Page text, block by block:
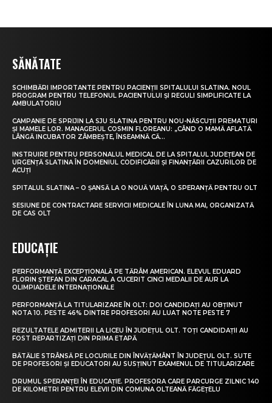
SĂNĂTATE
SCHIMBĂRI IMPORTANTE PENTRU PACIENȚII SPITALULUI SLATINA. NOUL
PROGRAM PENTRU TELEFONUL PACIENTULUI ȘI REGULI SIMPLIFICATE LA
AMBULATORIU
CAMPANIE DE SPRIJIN LA SJU SLATINA PENTRU NOU-NĂSCUȚII PREMATURI
ȘI MAMELE LOR. MANAGERUL COSMIN FLOREANU: „CÂND O MAMĂ AFLATĂ
LÂNGĂ INCUBATOR ZÂMBEȘTE, ÎNSEAMNĂ CĂ...
INSTRUIRE PENTRU PERSONALUL MEDICAL DE LA SPITALUL JUDEȚEAN DE
URGENȚĂ SLATINA ÎN DOMENIUL CODIFICĂRII ȘI FINANȚĂRII CAZURILOR DE
ACUȚI
SPITALUL SLATINA – O ȘANSĂ LA O NOUĂ VIAȚĂ, O SPERANȚĂ PENTRU OLT
SESIUNE DE CONTRACTARE SERVICII MEDICALE ÎN LUNA MAI, ORGANIZATĂ
DE CAS OLT
EDUCAȚIE
PERFORMANȚĂ EXCEPȚIONALĂ PE TĂRÂM AMERICAN. ELEVUL EDUARD
FLORIN ȘTEFAN DIN CARACAL A CUCERIT CINCI MEDALII DE AUR LA
OLIMPIADELE INTERNAȚIONALE
PERFORMANȚĂ LA TITULARIZARE ÎN OLT: DOI CANDIDAȚI AU OBȚINUT
NOTA 10. PESTE 46% DINTRE PROFESORI AU LUAT NOTE PESTE 7
REZULTATELE ADMITERII LA LICEU ÎN JUDEȚUL OLT. TOȚI CANDIDAȚII AU
FOST REPARTIZAȚI DIN PRIMA ETAPĂ
BĂTĂLIE STRÂNSĂ PE LOCURILE DIN ÎNVĂȚĂMÂNT ÎN JUDEȚUL OLT. SUTE
DE PROFESORI ȘI EDUCATORI AU SUSȚINUT EXAMENUL DE TITULARIZARE
DRUMUL SPERANȚEI ÎN EDUCAȚIE. PROFESORA CARE PARCURGE ZILNIC 140
DE KILOMETRI PENTRU ELEVII DIN COMUNA OLTEANĂ FĂGEȚELU